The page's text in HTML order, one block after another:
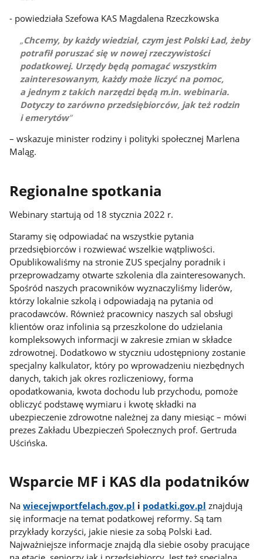
- powiedziała Szefowa KAS Magdalena Rzeczkowska
Chcemy, by każdy wiedział, czym jest Polski Ład, żeby
potrafił poruszać się w nowej rzeczywistości
podatkowej. Urzędy będą pomagać wszystkim
zainteresowanym, każdy może liczyć na pomoc,
a jednym z takich narzędzi będą m.in. webinaria.
Dotyczy to zarówno przedsiębiorców, jak też rodzin
i emerytów
– wskazuje minister rodziny i polityki społecznej Marlena
Maląg.
Regionalne spotkania
Webinary startują od 18 stycznia 2022 r.
Staramy się odpowiadać na wszystkie pytania
przedsiębiorców i rozwiewać wszelkie wątpliwości.
Opublikowaliśmy na stronie ZUS specjalny poradnik i
przeprowadzamy otwarte szkolenia dla zainteresowanych.
Spośród naszych pracowników wyznaczyliśmy liderów,
którzy lokalnie szkolą i odpowiadają na pytania od
pracodawców. Również pracownicy naszych sal obsługi
klientów oraz infolinia są przeszkolone do udzielania
kompleksowych informacji w zakresie zmian w składce
zdrowotnej. Dodatkowo w styczniu udostępniony zostanie
specjalny kalkulator, który po wprowadzeniu niezbędnych
danych, takich jak okres rozliczeniowy, forma
opodatkowania, kwota dochodu lub przychodu, pomoże
obliczyć podstawę wymiaru i kwotę składki na
ubezpieczenie zdrowotne należnej za dany miesiąc – mówi
prezes Zakładu Ubezpieczeń Społecznych prof. Gertruda
Uścińska.
Wsparcie MF i KAS dla podatników
Nawiecejwportfelach.gov.pl i podatki.gov.pl znajdują
się informacje na temat podatkowej reformy. Są tam
przykłady korzyści, jakie niesie za sobą Polski Ład.
Najważniejsze informacje znajdą dla siebie osoby pracujące